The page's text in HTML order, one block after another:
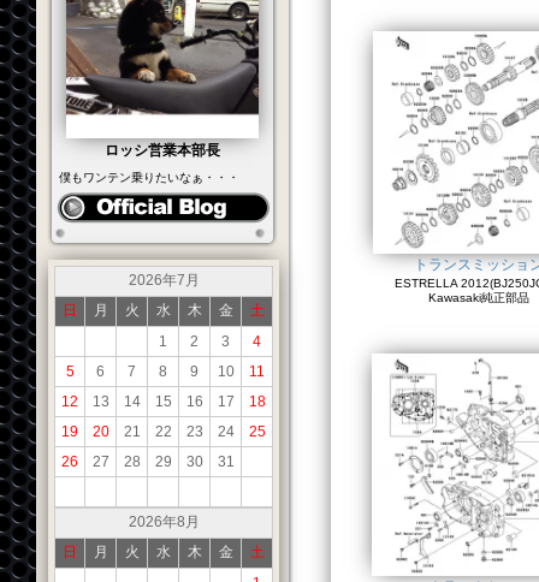
ロッシ営業本部長
僕もワンテン乗りたいなぁ・・・
2026年7月
日
月 火 水 木 金
土
1
2 3
4
5
6 7 8 9 10
11
12
13 14 15 16 17
18
19
20 21 22 23 24
25
26
27 28 29 30 31
2026年8月
日
月 火 水 木 金
土
トランスミッショ
ESTRELLA
Kawasaki純正部品